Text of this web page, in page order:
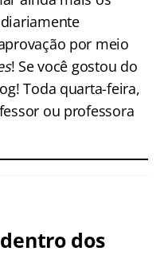
por meio
! Se você gostou do
Toda quarta-feira,
ou professora
dos